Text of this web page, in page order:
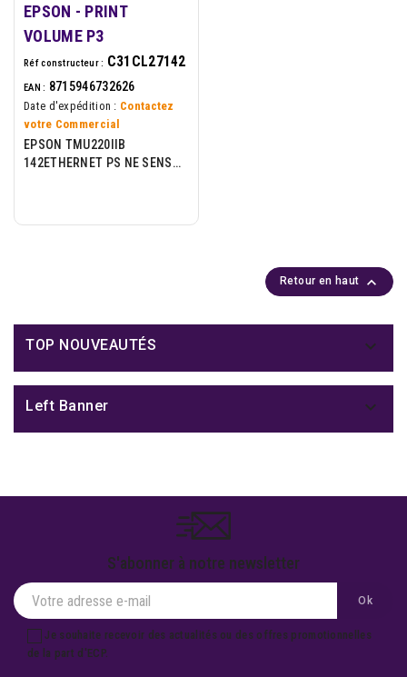
EPSON - PRINT
VOLUME P3
Réf constructeur : C31CL27142
EAN : 8715946732626
Date d'expédition : Contactez
votre Commercial
EPSON TMU220IIB
142ETHERNET PS NE SENSOR
Retour en haut 
TOP NOUVEAUTÉS 
Left Banner 
S'abonner à notre newsletter
Je souhaite recevoir des actualités ou des offres promotionnelles
de la part d'ECP.